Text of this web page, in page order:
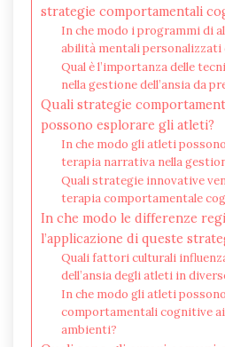
strategie comportamentali
In che modo i programmi di
abilità mentali
Qual è l’importanza delle
nella gestione dell’ansia da
Quali strategie
possono esplorare gli atleti?
In che modo gli atleti
terapia narrativa nella
Quali strategie innovative
terapia comportamentale
In che modo le differenze
l’applicazione di queste
Quali fattori culturali
dell’ansia degli atleti in
In che modo gli atleti
comportamentali cognitive
ambienti?